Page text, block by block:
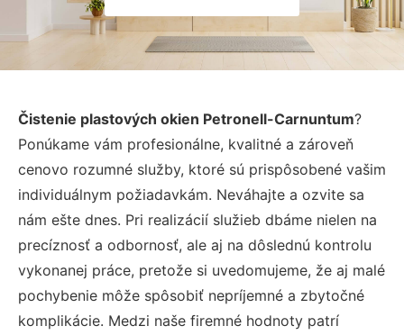
Čistenie plastových okien Petronell-Carnuntum?
Ponúkame vám profesionálne, kvalitné a zároveň
cenovo rozumné služby, ktoré sú prispôsobené vašim
individuálnym požiadavkám. Neváhajte a ozvite sa
nám ešte dnes. Pri realizácií služieb dbáme nielen na
precíznosť a odbornosť, ale aj na dôslednú kontrolu
vykonanej práce, pretože si uvedomujeme, že aj malé
pochybenie môže spôsobiť nepríjemné a zbytočné
komplikácie. Medzi naše firemné hodnoty patrí